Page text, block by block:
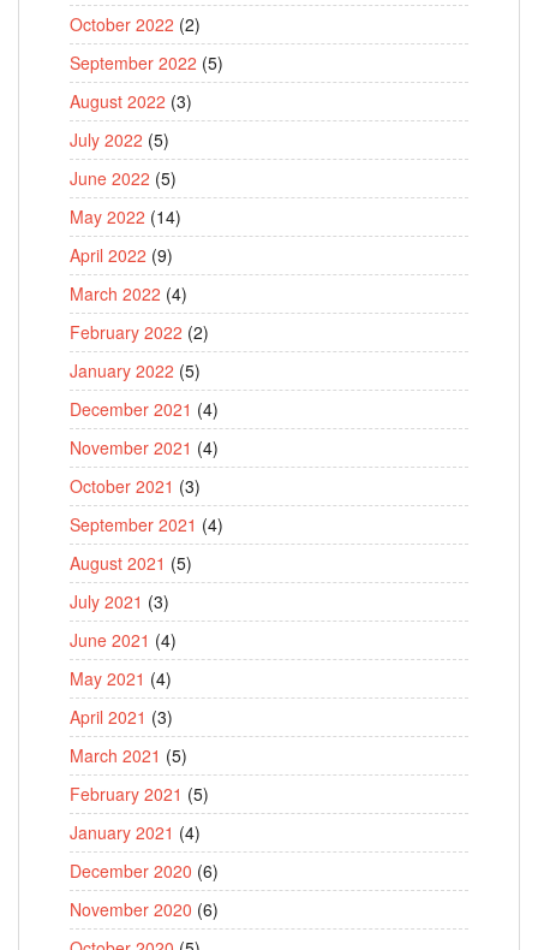
October 2022 (2)
September 2022 (5)
August 2022 (3)
July 2022 (5)
June 2022 (5)
May 2022 (14)
April 2022 (9)
March 2022 (4)
February 2022 (2)
January 2022 (5)
December 2021 (4)
November 2021 (4)
October 2021 (3)
September 2021 (4)
August 2021 (5)
July 2021 (3)
June 2021 (4)
May 2021 (4)
April 2021 (3)
March 2021 (5)
February 2021 (5)
January 2021 (4)
December 2020 (6)
November 2020 (6)